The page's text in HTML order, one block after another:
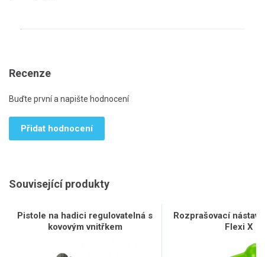
Recenze
Buďte první a napište hodnocení
Přidat hodnocení
Související produkty
Pistole na hadici regulovatelná s
kovovým vnitřkem
Rozprašovací
Flexi X